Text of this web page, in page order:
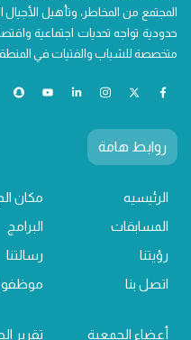
المجتمع من المخاطر، وتأهيل
حدودية تواجه تحديات اجتماعية
متخصصة للشباب والفتيات في
روابط هامة
الرئيسيه مكان
المسابقات
البرامج
رؤيتنا
رسالتنا
اتصل بنا
موظفو
أعضاء الجمعية
تقرير